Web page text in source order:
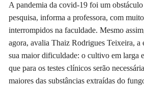
A pandemia da covid-19 foi um obstáculo
pesquisa, informa a professora, com
interrompidos na faculdade. Mesmo
agora, avalia Thaiz Rodrigues Teixeira, a
sua maior dificuldade: o cultivo em larga
que para os testes clínicos serão
maiores das substâncias extraídas do